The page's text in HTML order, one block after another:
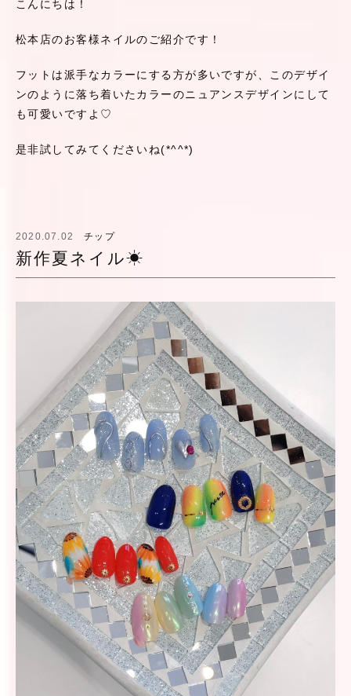
こんにちは！
松本店のお客様ネイルのご紹介です！
フットは派手なカラーにする方が多いですが、このデザイ
ンのように落ち着いたカラーのニュアンスデザインにして
も可愛いですよ♡
是非試してみてくださいね(*^^*)
2020.07.02チップ
新作夏ネイル☀